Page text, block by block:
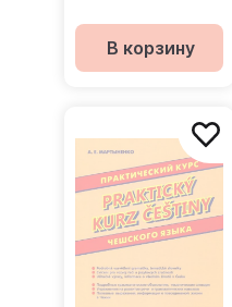
В корзину